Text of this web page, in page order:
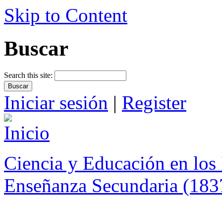
Skip to Content
Buscar
Search this site:
Iniciar sesión | Register
Ciencia y Educación en
Enseñanza Secundaria